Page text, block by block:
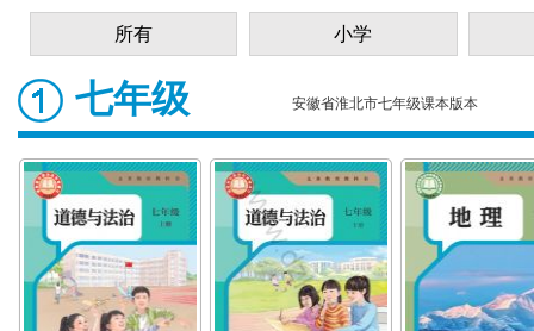
所有 小学
七年级 安徽省淮北市七年级课本版本